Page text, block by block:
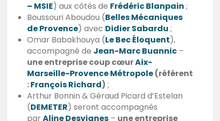
– MSIE) aux côtés de Frédéric Blanpain ;
Boussouri Aboudou (Belles Mécaniques
de Provence) avec Didier Sabardu ;
Omar Babakhouya (Le Bec Éloquent),
accompagné de Jean-Marc Buannic –
une entreprise coup cœurAix-
Marseille-Provence Métropole(référent
:François Richard) ;
Arthur Bonnin & Géraud Picard d’Estelan
(DEMETER) seront accompagnés
parAline Desvignes – une entreprise